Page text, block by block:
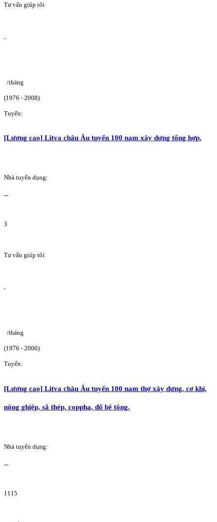
Tư vấn giúp tôi
/tháng
(1976 - 2008)
Tuyển:
[Lương cao] Litva châu Âu tuyển 100 nam xây dựng tổng hợp.
Nhà tuyển dụng:
3
Tư vấn giúp tôi
/tháng
(1976 - 2006)
Tuyển:
[Lương cao] Litva châu Âu tuyển 100 nam thợ xây dưng, cơ khí,
nông ghiệp, sắ thép, coppha, đổ bê tông.
Nhà tuyển dụng:
1115